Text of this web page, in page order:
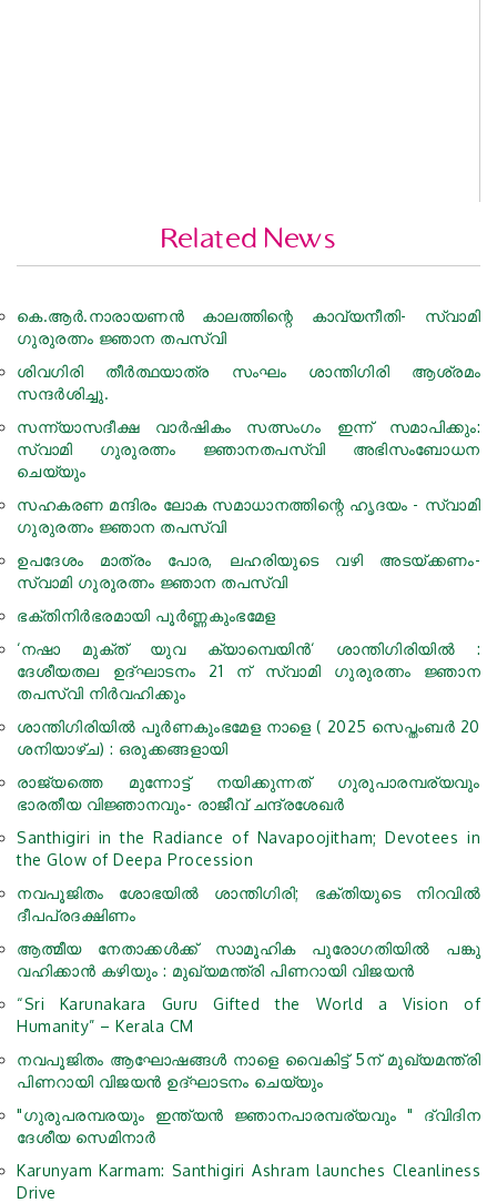
Related News
കെ.ആര്‍.നാരായണന്‍ കാലത്തിന്റെ കാവ്യനീതി- സ്വാമി
ഗുരുരത്നം ജ്ഞാന തപസ്വി
ശിവഗിരി തീർത്ഥയാത്ര സംഘം ശാന്തിഗിരി ആശ്രമം
സന്ദർശിച്ചു.
സന്ന്യാസദീക്ഷ വാർഷികം സത്സംഗം ഇന്ന് സമാപിക്കും:
സ്വാമി ഗുരുരത്നം ജ്ഞാനതപസ്വി അഭിസംബോധന
ചെയ്യും
സഹകരണ മന്ദിരം ലോക സമാധാനത്തിന്റെ ഹൃദയം - സ്വാമി
ഗുരുരത്നം ജ്ഞാന തപസ്വി
ഉപദേശം മാത്രം പോര, ലഹരിയുടെ വഴി അടയ്ക്കണം-
സ്വാമി ഗുരുരത്നം ജ്ഞാന തപസ്വി
ഭക്തിനിര്‍ഭരമായി പൂർണ്ണകുംഭമേള
‘നഷാ മുക്ത് യുവ ക്യാമ്പെയിന്‍‘ ശാന്തിഗിരിയില്‍ :
ദേശീയതല ഉദ്ഘാടനം 21 ന് സ്വാമി ഗുരുരത്നം ജ്ഞാന
തപസ്വി നിര്‍വഹിക്കും
ശാന്തിഗിരിയിൽ പൂർണകുംഭമേള നാളെ ( 2025 സെപ്തംബര്‍ 20
ശനിയാഴ്ച) : ഒരുക്കങ്ങളായി
രാജ്യത്തെ മുന്നോട്ട് നയിക്കുന്നത് ഗുരുപാരമ്പര്യവും
ഭാരതീയ വിജ്ഞാനവും- രാജീവ് ചന്ദ്രശേഖര്‍
Santhigiri in the Radiance of Navapoojitham; Devotees in
the Glow of Deepa Procession
നവപൂജിതം ശോഭയില്‍ ശാന്തിഗിരി; ഭക്തിയുടെ നിറവില്‍
ദീപപ്രദക്ഷിണം
ആത്മീയ നേതാക്കള്‍ക്ക് സാമൂഹിക പുരോഗതിയില്‍ പങ്കു
വഹിക്കാന്‍ കഴിയും : മുഖ്യമന്ത്രി പിണറായി വിജയന്‍
“Sri Karunakara Guru Gifted the World a Vision of
Humanity” – Kerala CM
നവപൂജിതം ആഘോഷങ്ങള്‍ നാളെ വൈകിട്ട് 5ന് മുഖ്യമന്ത്രി
പിണറായി വിജയന്‍ ഉദ്ഘാടനം ചെയ്യും
"ഗുരുപരമ്പരയും ഇന്ത്യൻ ജ്ഞാനപാരമ്പര്യവും " ദ്വിദിന
ദേശീയ സെമിനാർ
Karunyam Karmam: Santhigiri Ashram launches Cleanliness
Drive